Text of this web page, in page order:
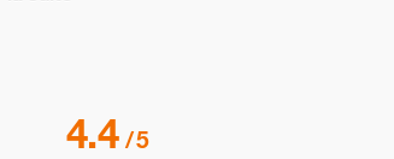
4.4/5